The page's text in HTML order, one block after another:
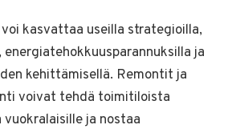
kasvattaa useilla strategioilla,
ja
kehittämisellä. Remontit ja
voivat tehdä toimitiloista
ja nostaa